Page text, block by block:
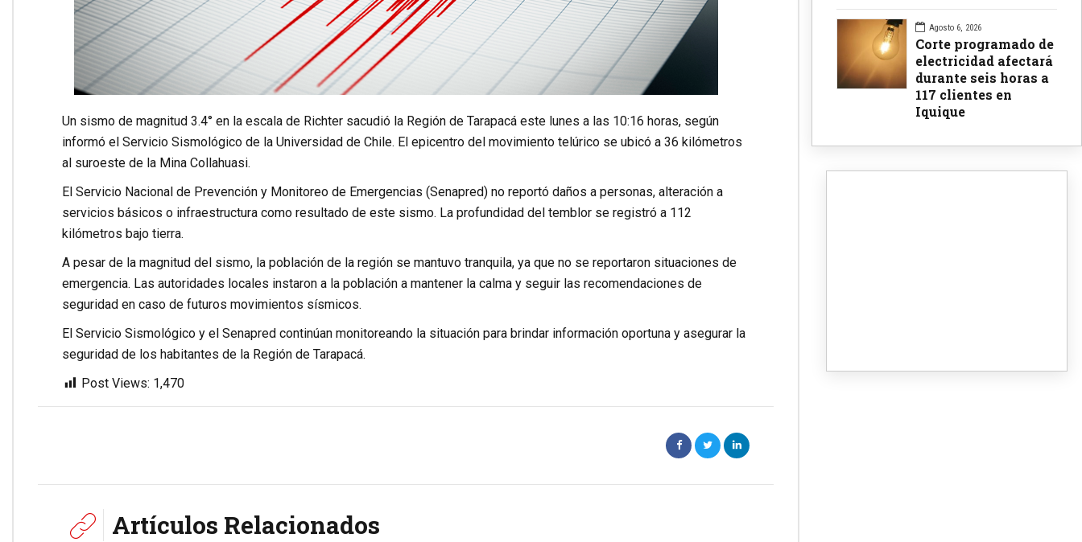
Un sismo de magnitud 3.4° en la escala de Richter sacudió la Región de Tarapacá este lunes a las 10:16 horas, según
informó el Servicio Sismológico de la Universidad de Chile. El epicentro del movimiento telúrico se ubicó a 36 kilómetros
al suroeste de la Mina Collahuasi.
El Servicio Nacional de Prevención y Monitoreo de Emergencias (Senapred) no reportó daños a personas, alteración a
servicios básicos o infraestructura como resultado de este sismo. La profundidad del temblor se registró a 112
kilómetros bajo tierra.
A pesar de la magnitud del sismo, la población de la región se mantuvo tranquila, ya que no se reportaron situaciones de
emergencia. Las autoridades locales instaron a la población a mantener la calma y seguir las recomendaciones de
seguridad en caso de futuros movimientos sísmicos.
El Servicio Sismológico y el Senapred continúan monitoreando la situación para brindar información oportuna y asegurar la
seguridad de los habitantes de la Región de Tarapacá.
Post Views: 1,470
Artículos Relacionados
Agosto 6, 2026
Corte programado de
electricidad afectará
durante seis horas a
117 clientes en
Iquique